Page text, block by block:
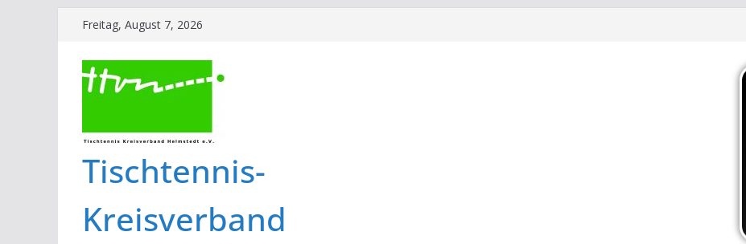
Freitag, August 7, 2026
Tischtennis-
Kreisverband